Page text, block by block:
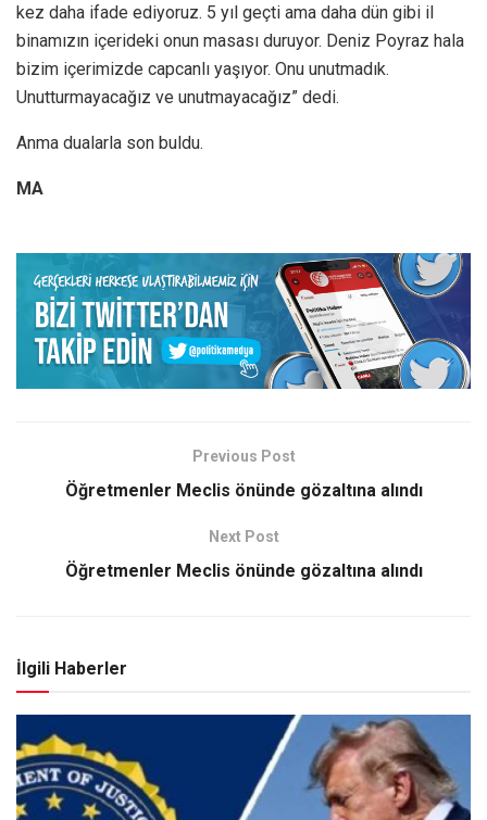
kez daha ifade ediyoruz. 5 yıl geçti ama daha dün gibi il
binamızın içerideki onun masası duruyor. Deniz Poyraz hala
bizim içerimizde capcanlı yaşıyor. Onu unutmadık.
Unutturmayacağız ve unutmayacağız” dedi.
Anma dualarla son buldu.
MA
Previous Post
Öğretmenler Meclis önünde gözaltına alındı
Next Post
Öğretmenler Meclis önünde gözaltına alındı
İlgili Haberler